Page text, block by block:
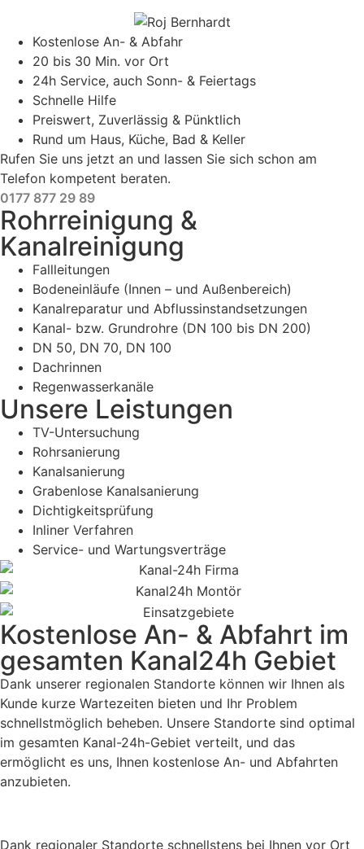
Kostenlose An- & Abfahr
20 bis 30 Min. vor Ort
24h Service, auch Sonn- & Feiertags
Schnelle Hilfe
Preiswert, Zuverlässig & Pünktlich
Rund um Haus, Küche, Bad & Keller
Rufen Sie uns jetzt an und lassen Sie sich schon am
Telefon kompetent beraten.
0177 877 29 89
Rohrreinigung &
Kanalreinigung
Fallleitungen
Bodeneinläufe (Innen – und Außenbereich)
Kanalreparatur und Abflussinstandsetzungen
Kanal- bzw. Grundrohre (DN 100 bis DN 200)
DN 50, DN 70, DN 100
Dachrinnen
Regenwasserkanäle
Unsere Leistungen
TV-Untersuchung
Rohrsanierung
Kanalsanierung
Grabenlose Kanalsanierung
Dichtigkeitsprüfung
Inliner Verfahren
Service- und Wartungsverträge
Kostenlose An- & Abfahrt im
gesamten Kanal24h Gebiet
Dank unserer regionalen Standorte können wir Ihnen als
Kunde kurze Wartezeiten bieten und Ihr Problem
schnellstmöglich beheben. Unsere Standorte sind optimal
im gesamten Kanal-24h-Gebiet verteilt, und das
ermöglicht es uns, Ihnen kostenlose An- und Abfahrten
anzubieten.
Dank regionaler Standorte schnellstens bei Ihnen vor Ort